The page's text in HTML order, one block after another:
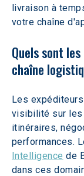
livraison à
votre chaîne
Quels sont
chaîne
Les
visibilité sur
itinéraires,
performances.
Intelligence de
dans ces